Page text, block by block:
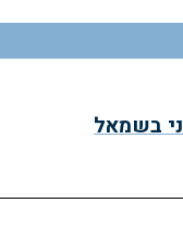
בשמאל